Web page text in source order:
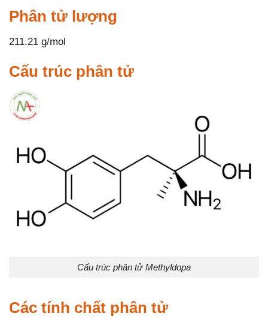
Phân tử lượng
211.21 g/mol
Cấu trúc phân tử
Cấu trúc phân tử Methyldopa
Các tính chất phân tử